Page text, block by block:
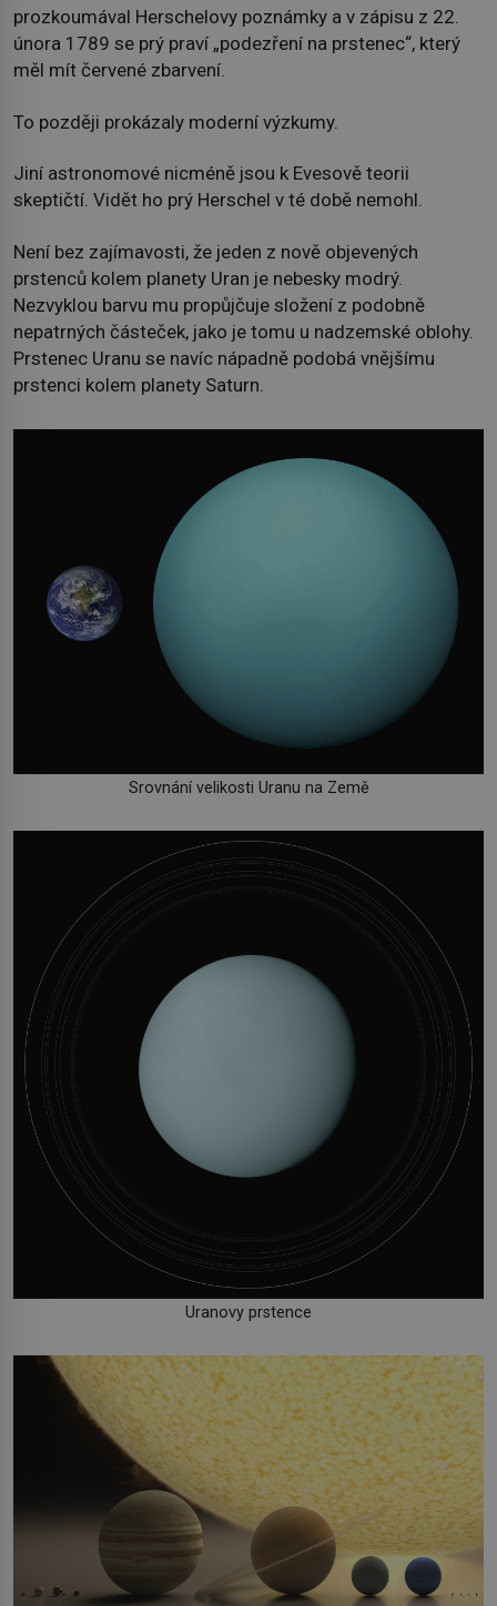
prozkoumával Herschelovy poznámky a v zápisu z 22.
února 1789 se prý praví „podezření na prstenec“, který
měl mít červené zbarvení.
To později prokázaly moderní výzkumy.
Jiní astronomové nicméně jsou k Evesově teorii
skeptičtí. Vidět ho prý Herschel v té době nemohl.
Není bez zajímavosti, že jeden z nově objevených
prstenců kolem planety Uran je nebesky modrý.
Nezvyklou barvu mu propůjčuje složení z podobně
nepatrných částeček, jako je tomu u nadzemské oblohy.
Prstenec Uranu se navíc nápadně podobá vnějšímu
prstenci kolem planety Saturn.
Srovnání velikosti Uranu na Země
Uranovy prstence